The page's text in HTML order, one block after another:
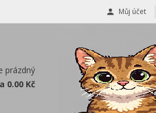
Můj účet
prázdný
0.00 Kč